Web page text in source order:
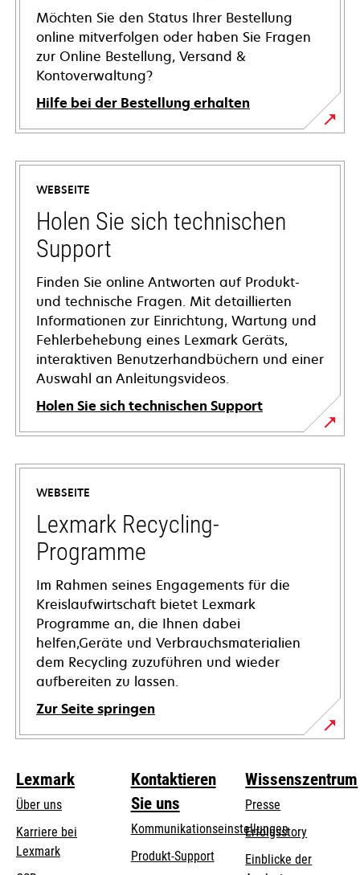
Möchten Sie den Status Ihrer Bestellung
online mitverfolgen oder haben Sie Fragen
zur Online Bestellung, Versand &
Kontoverwaltung?
Hilfe bei der Bestellung erhalten
WEBSEITE
Holen Sie sich technischen
Support
Finden Sie online Antworten auf Produkt-
und technische Fragen. Mit detaillierten
Informationen zur Einrichtung, Wartung und
Fehlerbehebung eines Lexmark Geräts,
interaktiven Benutzerhandbüchern und einer
Auswahl an Anleitungsvideos.
Holen Sie sich technischen Support
wird
in
neuen
Registerkarte
geöffnet
WEBSEITE
Lexmark Recycling-
Programme
Im Rahmen seines Engagements für die
Kreislaufwirtschaft bietet Lexmark
Programme an, die Ihnen dabei
helfen,Geräte und Verbrauchsmaterialien
dem Recycling zuzuführen und wieder
aufbereiten zu lassen.
Zur Seite springen
Lexmark
Über uns
Karriere bei
Lexmark
Kontaktieren
Sie uns
Kommunikationseinstellungen
wird
Produkt-Supportwird
Wissenszentrum
Presse
Erfolgsstory
Einblicke der